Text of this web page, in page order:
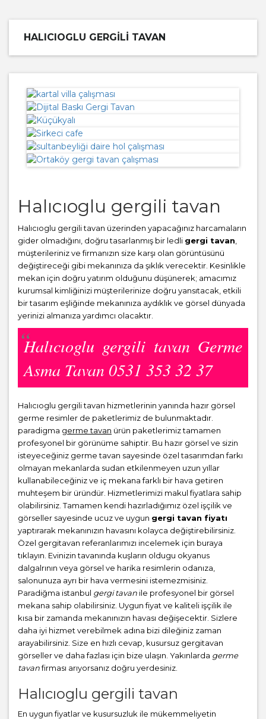
HALICIOGLU GERGILI TAVAN
Halıcıoglu gergili tavan
Halıcıoglu gergili tavan üzerinden yapacağınız harcamaların
gider olmadığını, doğru tasarlanmış bir ledli gergi tavan
müşterileriniz ve firmanızın size karşı olan görüntüsünü
değiştireceği gibi mekanınıza da şıklık verecektir. Kesinlikle
mekan için doğru yatırım olduğunu düşünerek; amacımız
kurumsal kimliğinizi müşterilerinize doğru yansıtacak, etkili
bir tasarım eşliğinde mekanınıza aydıklık ve görsel dünyada
yerinizi almanıza yardımcı olacaktır.
Halıcıoglu gergili tavan Germe
Asma Tavan 0531 353 32 37
Halıcıoglu gergili tavan hizmetlerinin yanında hazır görsel
germe resimler de paketlerimiz de bulunmaktadır.
paradigma germe tavan ürün paketlerimiz tamamen
profesyonel bir görünüme sahiptir. Bu hazır görsel ve sizin
isteyeceğiniz germe tavan sayesinde özel tasarımdan farkı
olmayan mekanlarda sudan etkilenmeyen uzun yıllar
kullanabileceğiniz ve iç mekana farklı bir hava getiren
muhteşem bir üründür. Hizmetlerimizi makul fiyatlara sahip
olabilirsiniz. Tamamen kendi hazırladığımız özel işçilik ve
görseller sayesinde ucuz ve uygun gergi tavan fiyatı
yaptırarak mekanınızın havasını kolayca değiştirebilirsiniz.
Özel gergitavan referanlarımızı incelemek için buraya
tıklayın. Evinizin tavanında kuşların oldugu okyanus
dalgalrının veya görsel ve harika resimlerin odanıza,
salonunuza ayrı bir hava vermesini istemezmisiniz.
Paradiğma istanbul gergi tavan ile profesyonel bir görsel
mekana sahip olabilirsiniz. Uygun fiyat ve kaliteli işçilik ile
kısa bir zamanda mekanınızın havası değişecektir. Sizlere
daha iyi hizmet verebilmek adına bizi dileğiniz zaman
arayabilirsiniz. Size en hızlı cevap, kusursuz gergitavan
görseller ve daha fazlası için bize ulaşın. Yakınlarda germe
tavanfirması arıyorsanız doğru yerdesiniz.
Halıcıoglu gergili tavan
En uygun fiyatlar ve kusursuzluk ile mükemmeliyetin